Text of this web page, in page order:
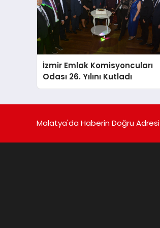
İzmir Emlak Komisyoncuları
Odası 26. Yılını Kutladı
Malatya'da Haberin Doğru Adresi